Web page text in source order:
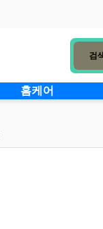
검
홈케어